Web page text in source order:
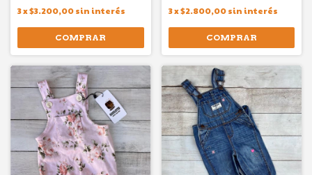
3x$3.200,00sin interés
COMPRAR
3x$2.800,00 sin interés
COMPRAR